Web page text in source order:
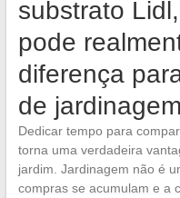
substrato
pode
diferença
de jardinagem
Dedicar tempo para
torna uma verdadeira
jardim. Jardinagem não é
compras se acumulam e a